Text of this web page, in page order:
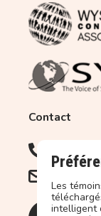
Contact
Les
intelligent